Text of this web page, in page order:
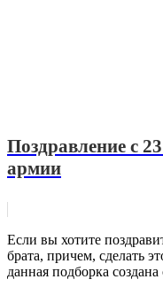
Поздравление с
армии
Если вы хотите
брата, причем, сделать
данная подборка